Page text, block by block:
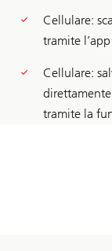
Cellulare:
tramite l’app
Cellulare:
tramite la